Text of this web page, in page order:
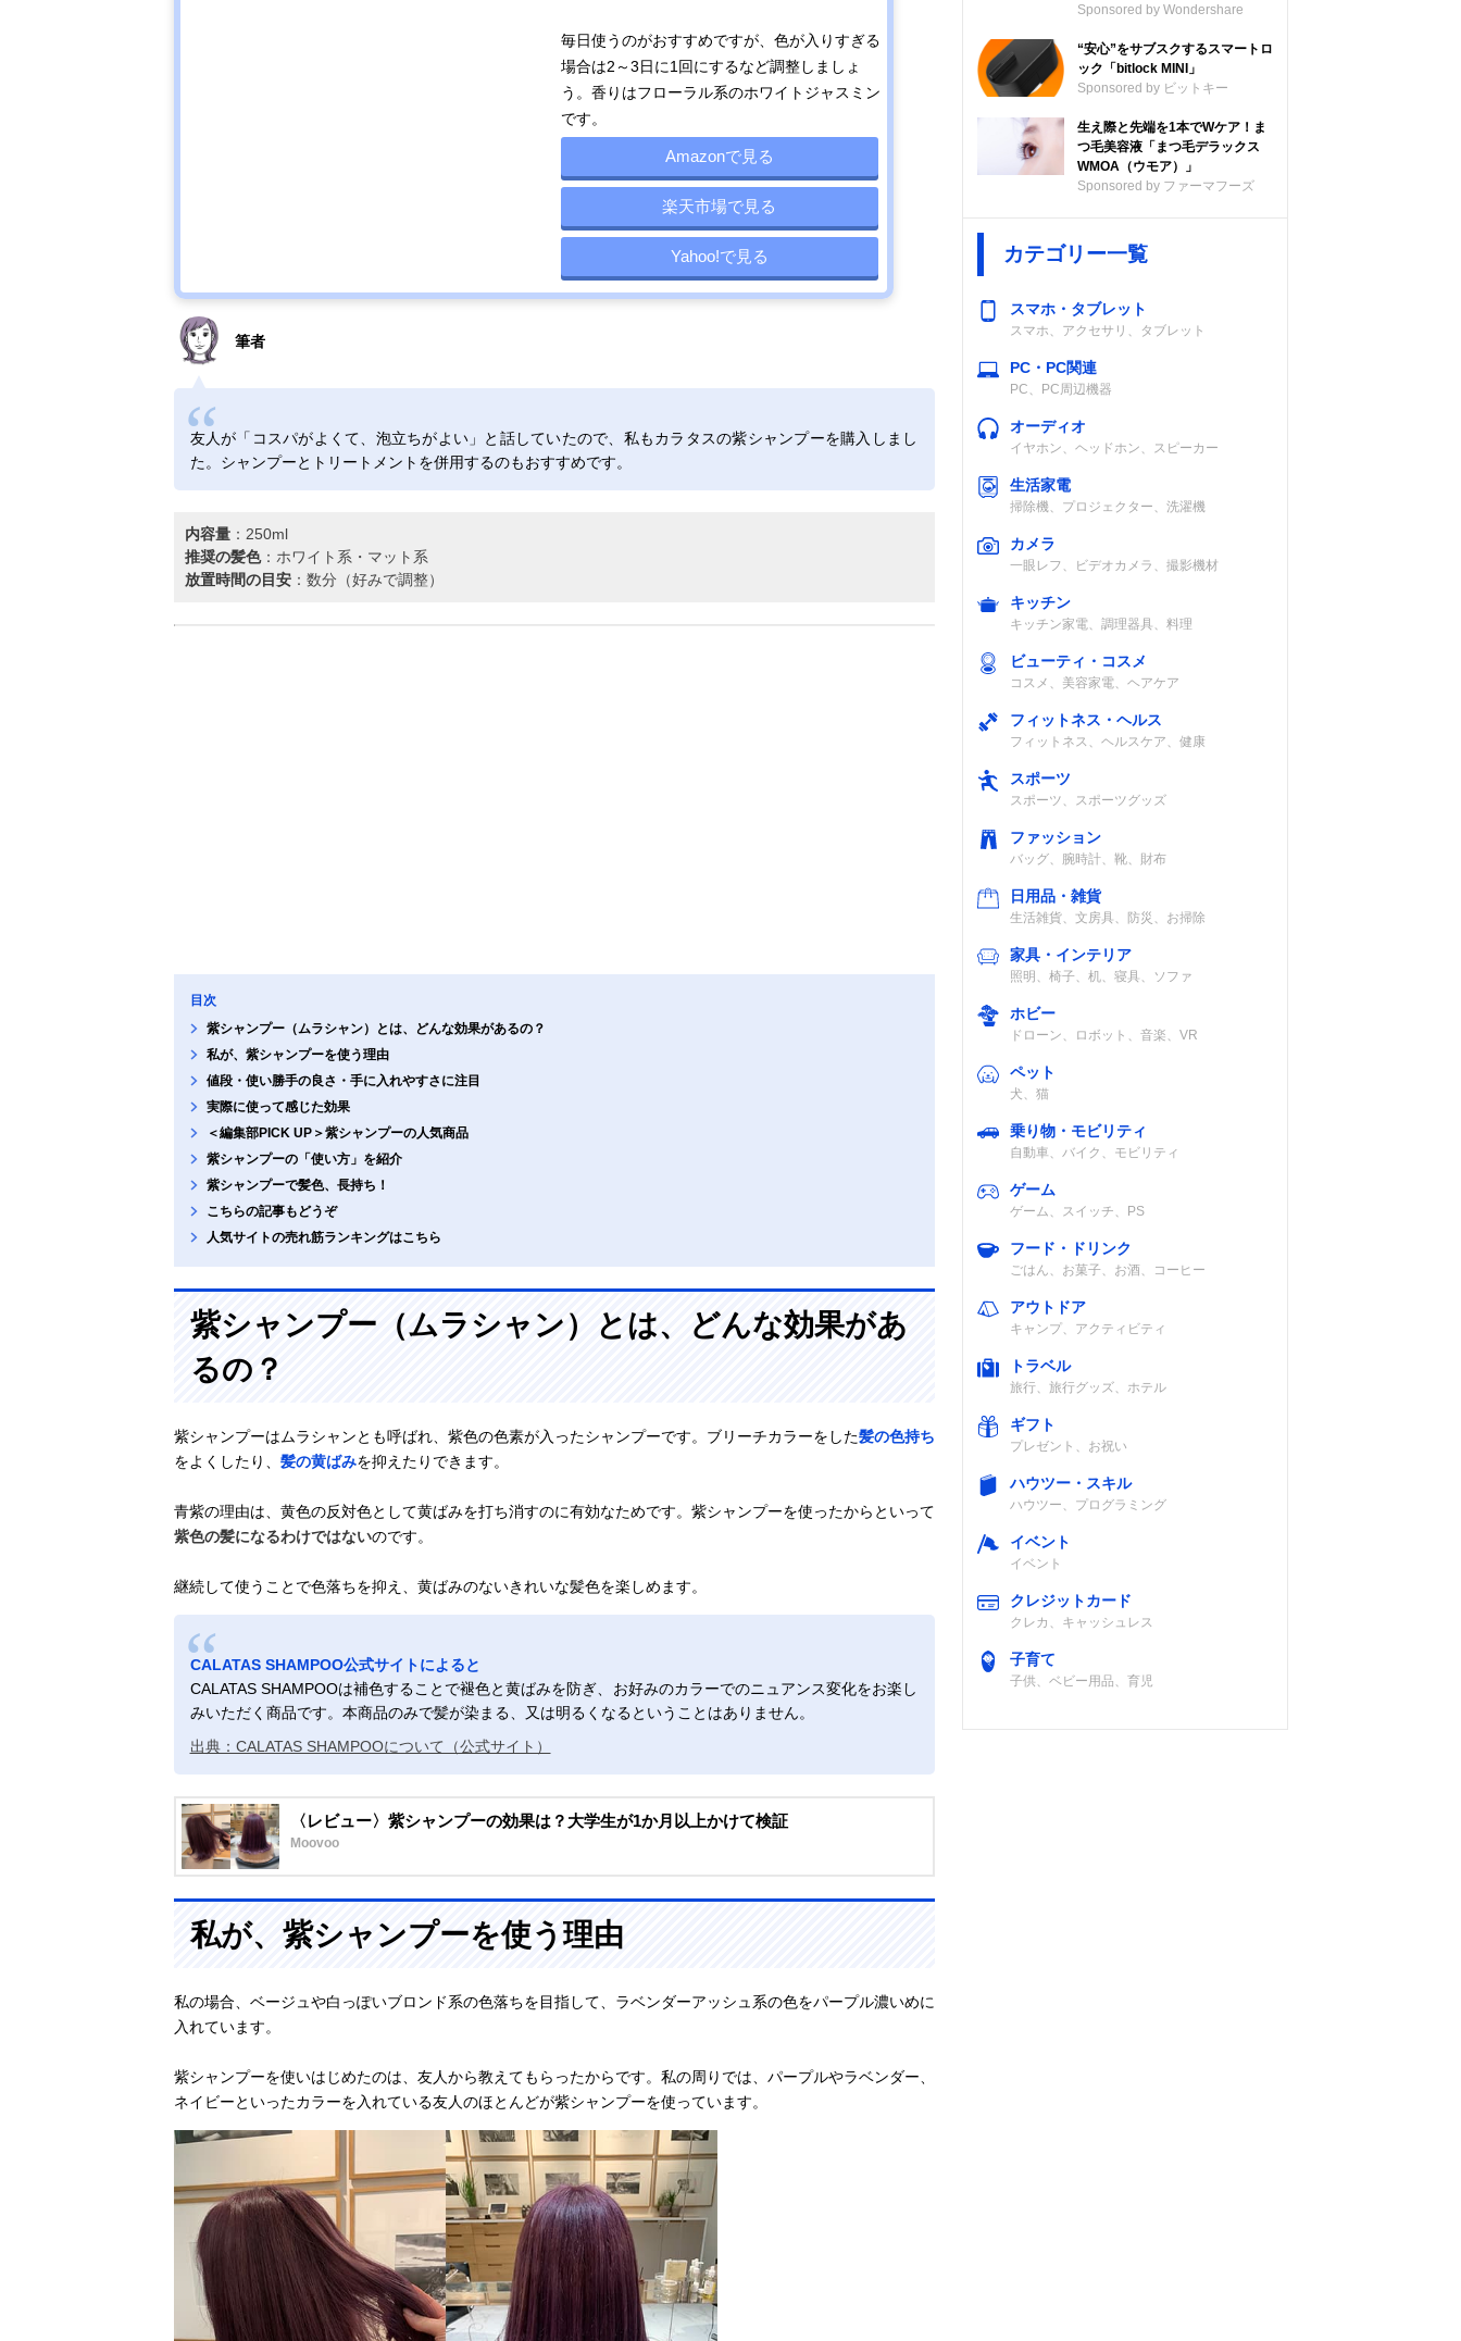
毎日使うのがおすすめですが、色が入りすぎる
場合は2～3日に1回にするなど調整しましょ
う。香りはフローラル系のホワイトジャスミン
です。
Amazonで見る
楽天市場で見る
Yahoo!で見る
筆者
友人が「コスパがよくて、泡立ちがよい」と話していたので、私もカラタスの紫シャンプーを購入しまし
た。シャンプーとトリートメントを併用するのもおすすめです。
内容量：250ml
推奨の髪色：ホワイト系・マット系
放置時間の目安：数分（好みで調整）
目次
紫シャンプー（ムラシャン）とは、どんな効果があるの？
私が、紫シャンプーを使う理由
値段・使い勝手の良さ・手に入れやすさに注目
実際に使って感じた効果
＜編集部PICK UP＞紫シャンプーの人気商品
紫シャンプーの「使い方」を紹介
紫シャンプーで髪色、長持ち！
こちらの記事もどうぞ
人気サイトの売れ筋ランキングはこちら
紫シャンプー（ムラシャン）とは、どんな効果があ
るの？
紫シャンプーはムラシャンとも呼ばれ、紫色の色素が入ったシャンプーです。ブリーチカラーをした髪の色持ち
をよくしたり、 髪の黄ばみを抑えたりできます。
青紫の理由は、黄色の反対色として黄ばみを打ち消すのに有効なためです。紫シャンプーを使ったからといって
紫色の髪になるわけではないのです。
継続して使うことで色落ちを抑え、黄ばみのないきれいな髪色を楽しめます。
CALATAS SHAMPOO公式サイトによると
CALATAS SHAMPOOは補色することで褪色と黄ばみを防ぎ、お好みのカラーでのニュアンス変化をお楽し
みいただく商品です。本商品のみで髪が染まる、又は明るくなるということはありません。
出典：CALATAS SHAMPOOについて（公式サイト）
〈レビュー〉紫シャンプーの効果は？大学生が1か月以上かけて検証
Moovoo
私が、紫シャンプーを使う理由
私の場合、ベージュや白っぽいブロンド系の色落ちを目指して、ラベンダーアッシュ系の色をパープル濃いめに
入れています。
紫シャンプーを使いはじめたのは、友人から教えてもらったからです。私の周りでは、パープルやラベンダー、
ネイビーといったカラーを入れている友人のほとんどが紫シャンプーを使っています。
Sponsored by Wondershare
“安心”をサブスクするスマートロ
ック「bitlock MINI」
Sponsored by ビットキー
生え際と先端を1本でWケア！ま
つ毛美容液「まつ毛デラックス
WMOA（ウモア）」
Sponsored by ファーマフーズ
カテゴリー一覧
スマホ・タブレット
スマホ、アクセサリ、タブレット
PC・PC関連
PC、PC周辺機器
オーディオ
イヤホン、ヘッドホン、スピーカー
生活家電
掃除機、プロジェクター、洗濯機
カメラ
一眼レフ、ビデオカメラ、撮影機材
キッチン
キッチン家電、調理器具、料理
ビューティ・コスメ
コスメ、美容家電、ヘアケア
フィットネス・ヘルス
フィットネス、ヘルスケア、健康
スポーツ
スポーツ、スポーツグッズ
ファッション
バッグ、腕時計、靴、財布
日用品・雑貨
生活雑貨、文房具、防災、お掃除
家具・インテリア
照明、椅子、机、寝具、ソファ
ホビー
ドローン、ロボット、音楽、VR
ペット
犬、猫
乗り物・モビリティ
自動車、バイク、モビリティ
ゲーム
ゲーム、スイッチ、PS
フード・ドリンク
ごはん、お菓子、お酒、コーヒー
アウトドア
キャンプ、アクティビティ
トラベル
旅行、旅行グッズ、ホテル
ギフト
プレゼント、お祝い
ハウツー・スキル
ハウツー、プログラミング
イベント
イベント
クレジットカード
クレカ、キャッシュレス
子育て
子供、ベビー用品、育児